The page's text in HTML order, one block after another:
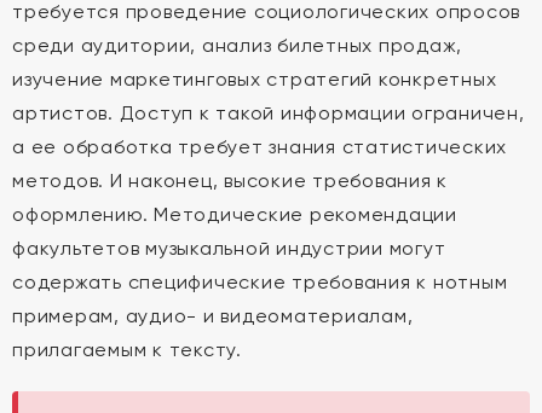
требуется проведение социологических опросов
среди аудитории, анализ билетных продаж,
изучение маркетинговых стратегий конкретных
артистов. Доступ к такой информации ограничен,
а ее обработка требует знания статистических
методов. И наконец, высокие требования к
оформлению. Методические рекомендации
факультетов музыкальной индустрии могут
содержать специфические требования к нотным
примерам, аудио- и видеоматериалам,
прилагаемым к тексту.